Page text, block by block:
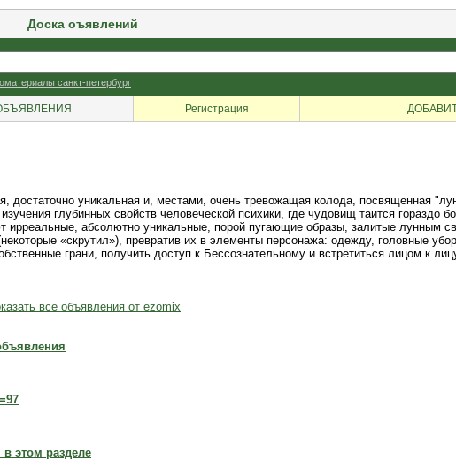
Доска оъявлений
санкт-петербург
Регистрация
достаточно уникальная и, местами, очень тревожащая колода, посвященная
глубинных свойств человеческой психики, где чудовищ таится гораздо
ирреальные, абсолютно уникальные, порой пугающие образы, залитые лунным
«скрутил»), превратив их в элементы персонажа: одежду, головные
грани, получить доступ к Бессознательному и встретиться лицом к
все объявления от ezomix
этом разделе